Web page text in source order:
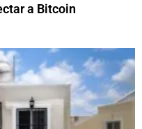
a Bitcoin